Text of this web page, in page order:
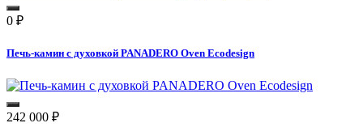
0 ₽
Печь-камин с духовкой PANADERO Oven Ecodesign
242 000 ₽